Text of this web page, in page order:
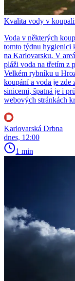
Kvalita vody v
Voda v některých
tomto týdnu hygienici
na Karlovarsku. V
pláži voda na třetím z
Velkém rybníku u
koupání a voda je zde
sinicemi, špatná je i
webových stránkách
Karlovarská Drbna
dnes, 12:00
1 min